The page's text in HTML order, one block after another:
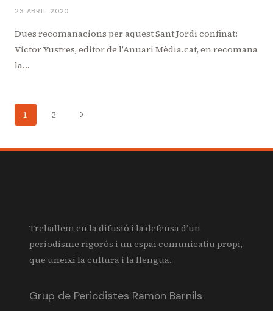
23 ABRIL 2020
Dues recomanacions per aquest Sant Jordi confinat:
Víctor Yustres, editor de l’Anuari Mèdia.cat, en recomana
la…
Navegació
1 2
Pàgina
Treballem en la difusió i la defensa d’un
periodisme rigorós i un espai comunicatiu propi,
que uneixi la cultura i la llengua.
Grup de Periodistes Ramon Barnils